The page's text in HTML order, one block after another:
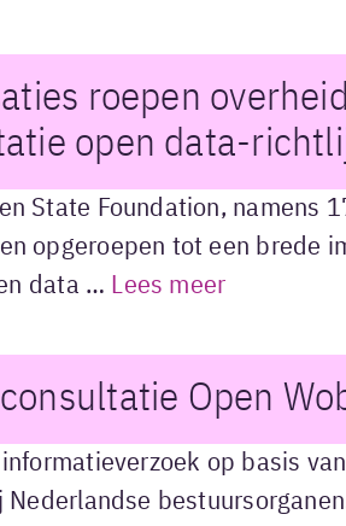
roepen
open data-
State Foundation, namens
opgeroepen tot een brede
data … Lees meer
Open
op basis
Nederlandse